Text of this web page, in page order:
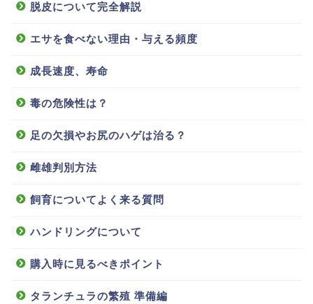
脱皮について完全解説
エサを食べない理由・与える頻度
成長速度、寿命
毒の危険性は？
足の欠損やお尻のハゲは治る？
雌雄判別方法
飼育についてよく来る質問
ハンドリングについて
購入時に見るべきポイント
タランチュラの繁殖 準備編